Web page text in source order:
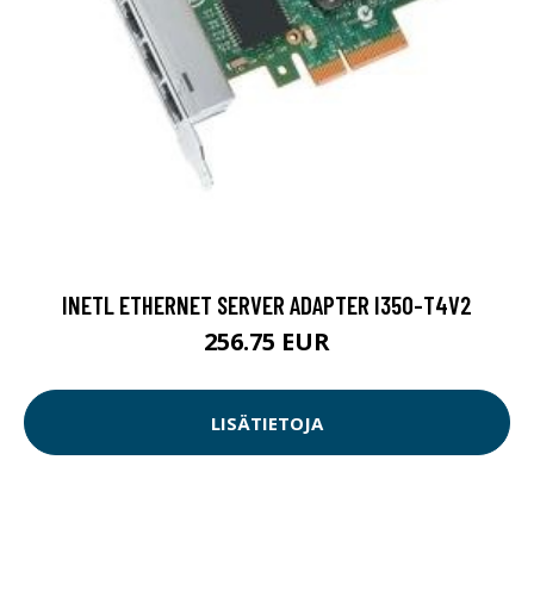
INETL ETHERNET SERVER ADAPTER I350-T4V2
256.75 EUR
LISÄTIETOJA